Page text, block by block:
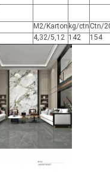
M2/Karton kg/ctn Ctn/
4,32/5,12 142 154